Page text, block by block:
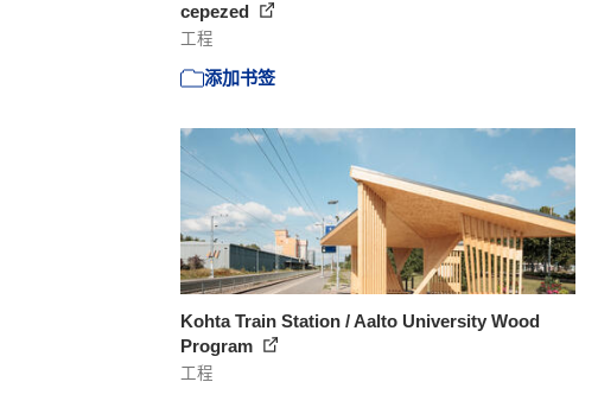
cepezed
工程
添加书签
Kohta Train Station / Aalto University Wood
Program
工程